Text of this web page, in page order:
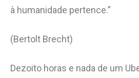
à humanidade pertence.”
(Bertolt Brecht)
Dezoito horas e nada de um